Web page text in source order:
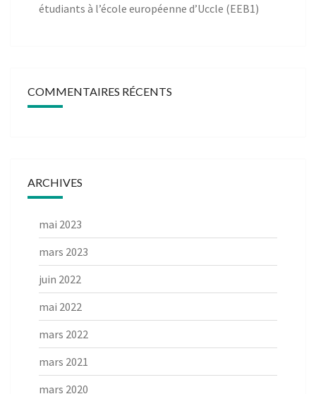
étudiants à l’école européenne d’Uccle (EEB1)
COMMENTAIRES RÉCENTS
ARCHIVES
mai 2023
mars 2023
juin 2022
mai 2022
mars 2022
mars 2021
mars 2020